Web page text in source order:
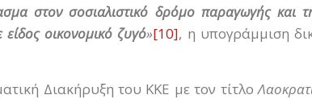
στον σοσιαλιστικό δρόμο παραγωγής και
οικονομικό ζυγό»[10], η υπογράμμιση
Διακήρυξη του ΚΚΕ με τον τίτλο